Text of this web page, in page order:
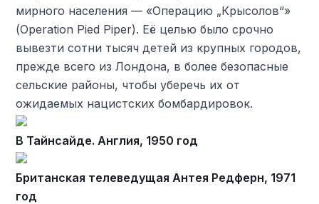
мирного населения — «Операцию „Крысолов“»
(Operation Pied Piper). Её целью было срочно
вывезти сотни тысяч детей из крупных городов,
прежде всего из Лондона, в более безопасные
сельские районы, чтобы уберечь их от
ожидаемых нацистских бомбардировок.
В Тайнсайде. Англия, 1950 год
Британская телеведущая Антея Редферн, 1971
год